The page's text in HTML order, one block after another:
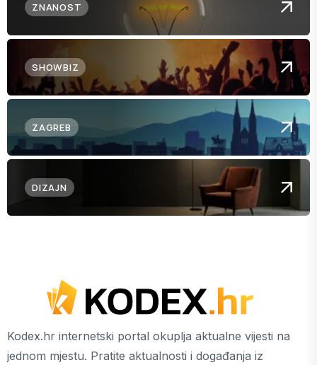
ZNANOST
SHOWBIZ
ZAGREB
DIZAJN
Kodex.hr internetski portal okuplja aktualne vijesti na
jednom mjestu. Pratite aktualnosti i događanja iz